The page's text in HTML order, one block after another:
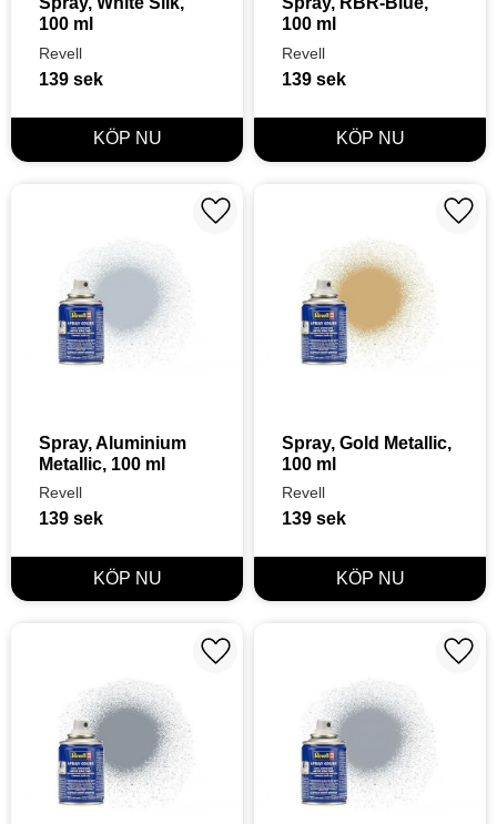
100 ml
Revell
139 sek
100 ml
Revell
139 sek
Spray, Aluminium
Metallic, 100 ml
Revell
139 sek
Lägg till i favoriter
Spray, Gold Metallic,
100 ml
Revell
139 sek
Lägg till i favoriter